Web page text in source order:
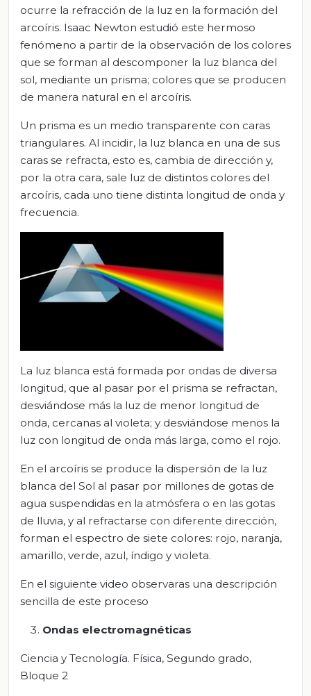
ocurre la refracción de la luz en la formación del
arcoíris. Isaac Newton estudió este hermoso
fenómeno a partir de la observación de los colores
que se forman al descomponer la luz blanca del
sol, mediante un prisma; colores que se producen
de manera natural en el arcoíris.
Un prisma es un medio transparente con caras
triangulares. Al incidir, la luz blanca en una de sus
caras se refracta, esto es, cambia de dirección y,
por la otra cara, sale luz de distintos colores del
arcoíris, cada uno tiene distinta longitud de onda y
frecuencia.
La luz blanca está formada por ondas de diversa
longitud, que al pasar por el prisma se refractan,
desviándose más la luz de menor longitud de
onda, cercanas al violeta; y desviándose menos la
luz con longitud de onda más larga, como el rojo.
En el arcoíris se produce la dispersión de la luz
blanca del Sol al pasar por millones de gotas de
agua suspendidas en la atmósfera o en las gotas
de lluvia, y al refractarse con diferente dirección,
forman el espectro de siete colores: rojo, naranja,
amarillo, verde, azul, índigo y violeta.
En el siguiente video observaras una descripción
sencilla de este proceso
Ondas electromagnéticas
Ciencia y Tecnología. Física, Segundo grado,
Bloque 2